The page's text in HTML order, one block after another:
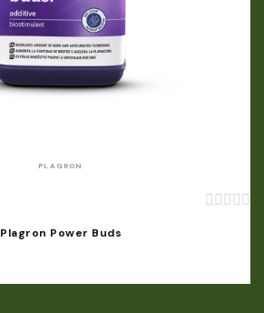
PLAGRON
    
Plagron Power Buds